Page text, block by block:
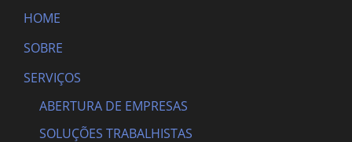
HOME
SOBRE
SERVIÇOS
ABERTURA DE EMPRESAS
SOLUÇÕES TRABALHISTAS